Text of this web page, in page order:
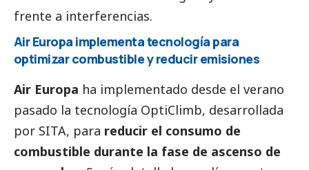
frente a interferencias.
Air Europa implementa tecnología para
optimizar combustible y reducir emisiones
Air Europa ha implementado desde el verano
pasado la tecnología OptiClimb, desarrollada
por SITA, para reducir el consumo de
combustible durante la fase de ascenso de